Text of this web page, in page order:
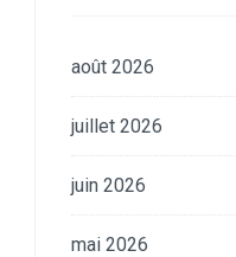
août 2026
juillet 2026
juin 2026
mai 2026